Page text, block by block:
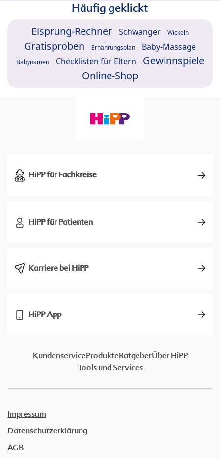
Häufig geklickt
Eisprung-Rechner Schwanger Wickeln
Gratisproben Ernährungsplan Baby-Massage
Babynamen Checklisten für Eltern
Gewinnspiele
Online-Shop
HiPP für Fachkreise
HiPP für Patienten
Karriere bei HiPP
HiPP App
KundenserviceProdukteRatgeberÜber HiPP
Tools und Services
Impressum
Datenschutzerklärung
AGB